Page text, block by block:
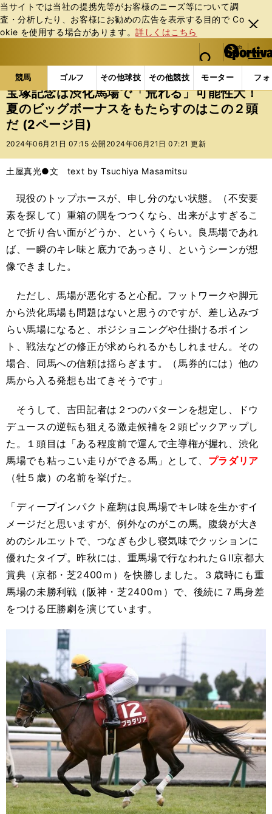
当サイトでは当社の提携先等がお客様のニーズ等について調
査・分析したり、お客様にお勧めの広告を表⽰する⽬的で Co
okie を使⽤する場合があります。詳しくはこちら
閉じ
る
web Sportiva (webスポルティーバ)
検索
マイペ
ー
ジ
メニュ
競馬 ゴルフ その他球技 その他競技 モーター フ
b
ス
ポ
ル
テ
ー
バ
競馬の記事一覧 競馬 宝塚記念は渋化馬場で「荒れ
宝塚記念は渋化馬場で「荒れる」可能性大！
夏のビッグボーナスをもたらすのはこの２頭
だ (2ページ目)
2024年06月21日 07:15 公開 2024年06月21日 07:21 更新
土屋真光●文 text by Tsuchiya Masamitsu
現役のトップホースが、申し分のない状態。（不安要
素を探して）重箱の隅をつつくなら、出来がよすぎるこ
とで折り合い面がどうか、というくらい。良馬場であれ
ば、一瞬のキレ味と底力であっさり、というシーンが想
像できました。
ただし、馬場が悪化すると心配。フットワークや脚元
から渋化馬場も問題はないと思うのですが、差し込みづ
らい馬場になると、ポジショニングや仕掛けるポイン
ト、戦法などの修正が求められるかもしれません。その
場合、同馬への信頼は揺らぎます。（馬券的には）他の
馬から入る発想も出てきそうです」
そうして、吉田記者は２つのパターンを想定し、ドウ
デュースの逆転も狙える激走候補を２頭ピックアップし
た。１頭目は「ある程度前で運んで主導権が握れ、渋化
馬場でも粘っこい走りができる馬」として、 プラダリア
（牡５歳）の名前を挙げた。
「ディープインパクト産駒は良馬場でキレ味を生かすイ
メージだと思いますが、例外なのがこの馬。腹袋が大き
めのシルエットで、つなぎも少し寝気味でクッションに
優れたタイプ。昨秋には、重馬場で行なわれたＧII京都大
賞典（京都・芝2400ｍ）を快勝しました。３歳時にも重
馬場の未勝利戦（阪神・芝2400ｍ）で、後続に７馬身差
をつける圧勝劇を演じています。